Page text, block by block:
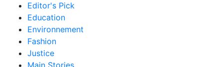
Editor's Pick
Education
Environnement
Fashion
Justice